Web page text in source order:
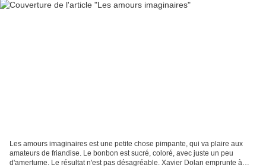
Les amours imaginaires est une petite chose pimpante, qui va plaire aux
amateurs de friandise. Le bonbon est sucré, coloré, avec juste un peu
d'amertume. Le résultat n'est pas désagréable. Xavier Dolan emprunte à